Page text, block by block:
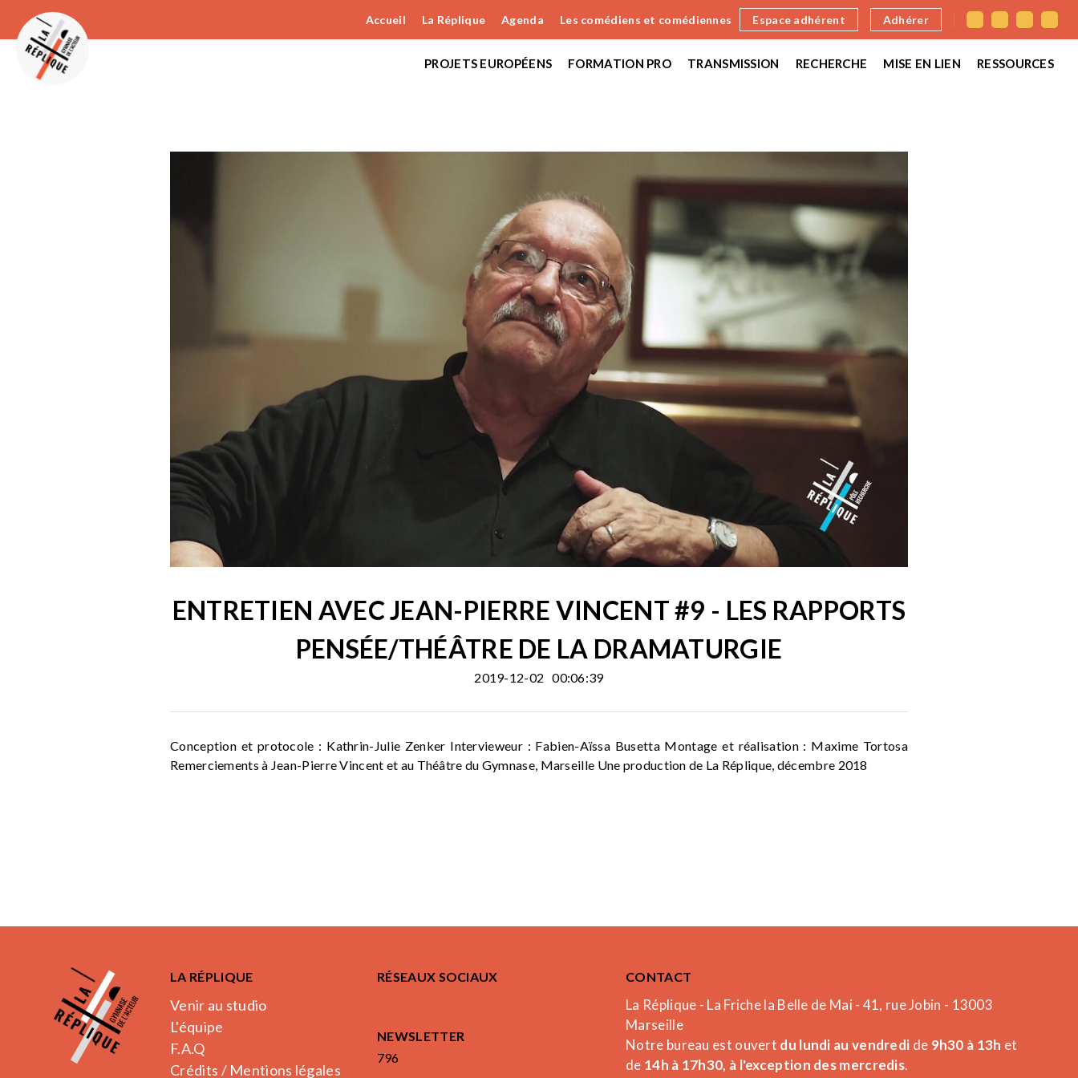
Accueil La Réplique Agenda Les comédiens et comédiennes Espace adhérent Adhérer
PROJETS EUROPÉENS FORMATION PRO TRANSMISSION RECHERCHE MISE EN LIEN RESSOURCES
ENTRETIEN AVEC JEAN-PIERRE VINCENT #9 - LES RAPPORTS
PENSÉE/THÉÂTRE DE LA DRAMATURGIE
2019-12-02 00:06:39
Conception et protocole : Kathrin-Julie Zenker Intervieweur : Fabien-Aïssa Busetta Montage et réalisation : Maxime Tortosa
Remerciements à Jean-Pierre Vincent et au Théâtre du Gymnase, Marseille Une production de La Réplique, décembre 2018
LA RÉPLIQUE
Venir au studio
L'équipe
F.A.Q
Crédits / Mentions légales
RÉSEAUX SOCIAUX
NEWSLETTER
796
CONTACT
La Réplique - La Friche la Belle de Mai - 41, rue Jobin - 13003
Marseille
Notre bureau est ouvert du lundi au vendredi de 9h30 à 13h et
de 14h à 17h30, à l'exception des mercredis.